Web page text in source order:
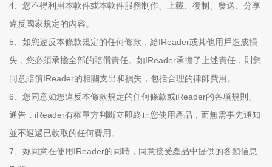
4、您不得利用本軟件或本軟件服務制作、上載、復制、發送、分享
違反國家規定的內容。
5、如您違反本條款規定的任何條款，給IReader或其他用戶造成損
失，您必須承擔全部的賠償責任。如IReader承擔了上述責任，則您
同意賠償IReader的相關支出和損失，包括合理的律師費用。
6、您同意如您違反本條款規定的任何條款或iReader的各項規則、
通告，iReader有權單方判斷立即終止您使用產品，而無需事先通知
並不退還已收取的任何費用。
7、妳同意在使用IReader的同時，同意接受產品中提供的各類信息